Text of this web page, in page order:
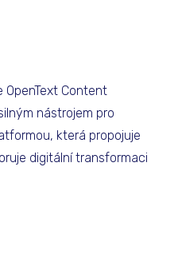
Content
nástrojem pro
která propojuje
digitální transformaci